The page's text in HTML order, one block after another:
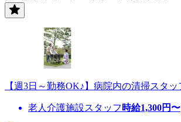
【週3日～勤務OK♪】病院内の清掃スタ
老人介護施設スタッフ 時給1,300円〜